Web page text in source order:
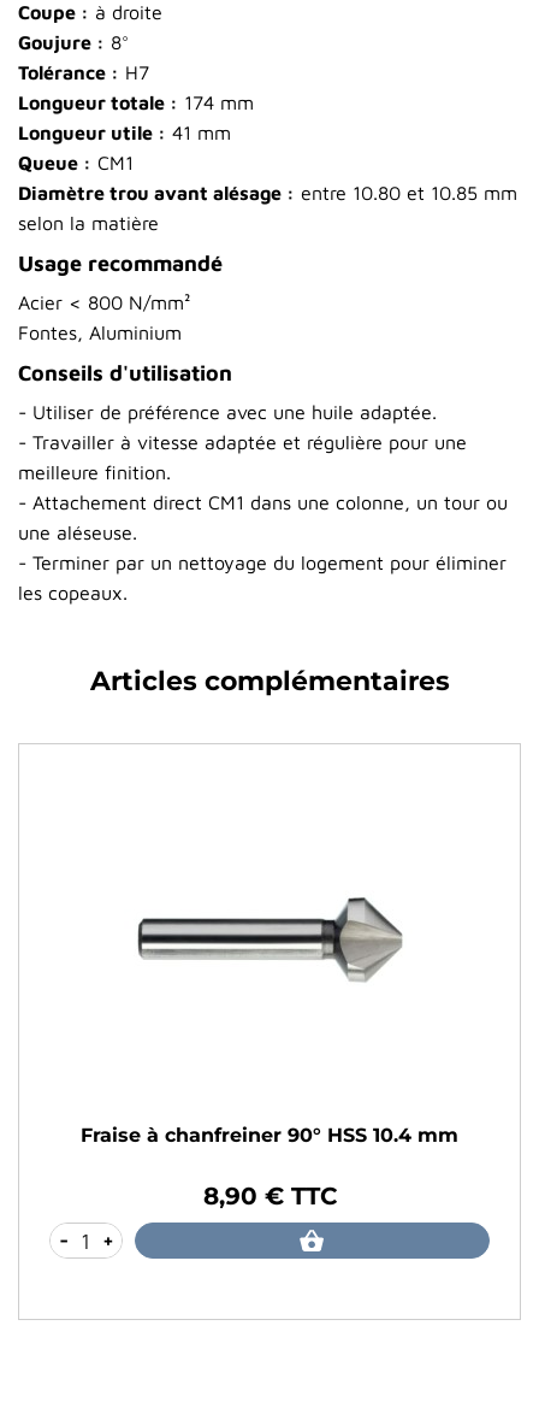
Coupe : à droite
Goujure : 8°
Tolérance : H7
Longueur totale : 174 mm
Longueur utile : 41 mm
Queue : CM1
Diamètre trou avant alésage : entre 10.80 et 10.85 mm
selon la matière
Usage recommandé
Acier < 800 N/mm²
Fontes, Aluminium
Conseils d'utilisation
- Utiliser de préférence avec une huile adaptée.
- Travailler à vitesse adaptée et régulière pour une
meilleure finition.
- Attachement direct CM1 dans une colonne, un tour ou
une aléseuse.
- Terminer par un nettoyage du logement pour éliminer
les copeaux.
Articles complémentaires
Fraise à chanfreiner 90° HSS 10.4 mm
8,90 € TTC
- +